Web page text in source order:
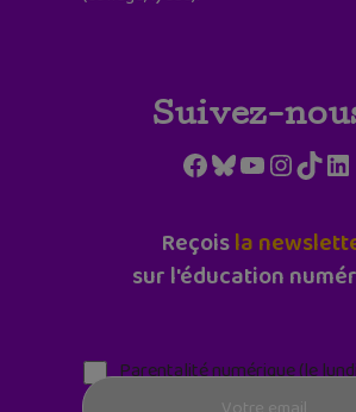
Suivez-
Facebook
Bluesky
YouTube
TikTok
Reçoisla
sur l'éducation
Parentalité numérique (le